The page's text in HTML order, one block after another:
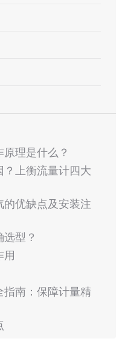
理是什么？
上衡流量计四大
的优缺点及安装注
型？
用
指南：保障计量精